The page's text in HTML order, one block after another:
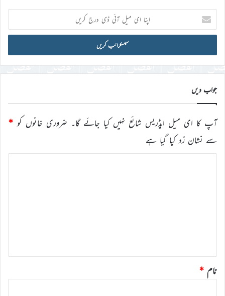
اپنا
ای
میل
ڈی
درج
کریں
جواب دیں
آپ کا ای میل ایڈریس شائع نہیں کیا جائے گا۔ ضروری خانوں کو *
سے نشان زد کیا گیا ہے
نام *